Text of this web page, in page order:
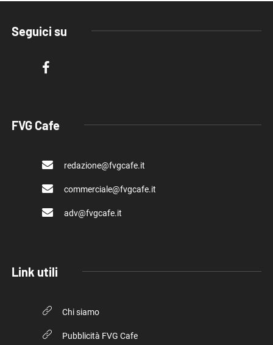
Seguici su
FVG Cafe
redazione@fvgcafe.it
commerciale@fvgcafe.it
adv@fvgcafe.it
Link utili
Chi siamo
Pubblicità FVG Cafe